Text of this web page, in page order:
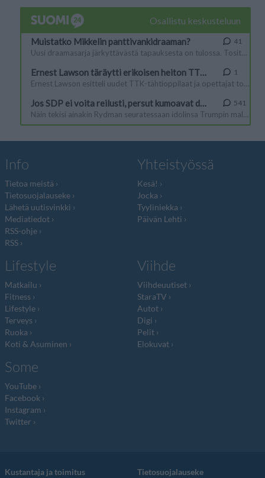
Info
Tietoa meistä
Tietosuojalauseke
Lähetä uutisvinkki
Mediatiedot
RSS-ohje
RSS
Yhteistyössä
Kesä!
Jocka
Tyyliniekka
Päivän Lehti
Lifestyle
Matkailu
Fitness
Lifestyle
Terveys
Ruoka
Koti & Asuminen
Viihde
Viihdeuutiset
StaraTV
Autot
Digi
Pelit
Elokuvat
Some
YouTube
Facebook
Instagram
Twitter
Kustantaja ja toimitus Tietosuojalauseke